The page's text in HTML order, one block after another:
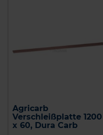
Agricarb
Verschleißplatte 1200
x 60, Dura Carb